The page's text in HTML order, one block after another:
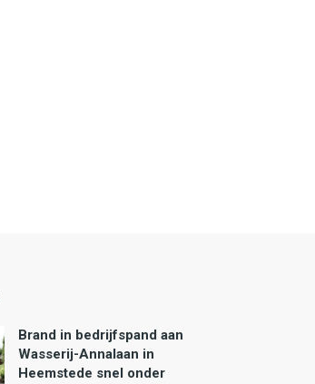
Brand in bedrijfspand aan
Wasserij-Annalaan in
Heemstede snel onder